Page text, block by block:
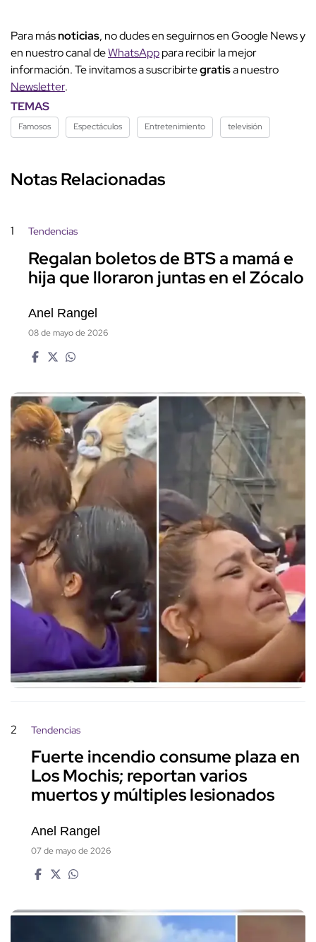
Para másnoticias, no dudes en seguirnos en Google News y
en nuestro canal deWhatsApppara recibir la mejor
información. Te invitamos a suscribirtegratisa nuestro
Newsletter.
TEMAS
Famosos Espectáculos Entretenimiento televisión
Notas Relacionadas
1 Tendencias
Regalan boletos de BTS a mamá e
hija que lloraron juntas en el Zócalo
Anel Rangel
08 de mayo de 2026
2 Tendencias
Fuerte incendio consume plaza en
Los Mochis; reportan varios
muertos y múltiples lesionados
Anel Rangel
07 de mayo de 2026